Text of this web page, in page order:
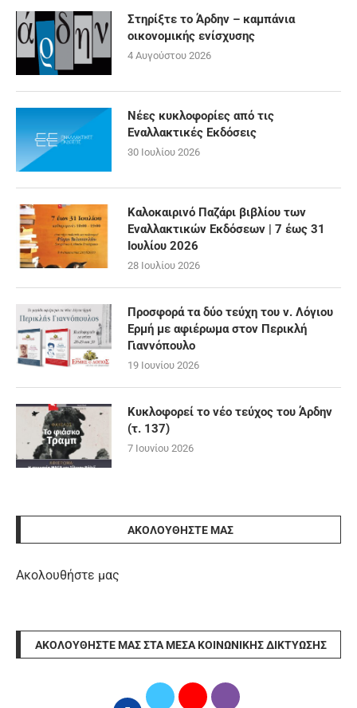
Στηρίξτε το Άρδην – καμπάνια
οικονομικής ενίσχυσης
4 Αυγούστου 2026
Νέες κυκλοφορίες από τις
Εναλλακτικές Εκδόσεις
30 Ιουλίου 2026
Καλοκαιρινό Παζάρι βιβλίου των
Εναλλακτικών Εκδόσεων | 7 έως 31
Ιουλίου 2026
28 Ιουλίου 2026
Προσφορά τα δύο τεύχη του ν. Λόγιου
Ερμή με αφιέρωμα στον Περικλή
Γιαννόπουλο
19 Ιουνίου 2026
Κυκλοφορεί το νέο τεύχος του Άρδην
(τ. 137)
7 Ιουνίου 2026
ΑΚΟΛΟΥΘΉΣΤΕ ΜΑΣ
Ακολουθήστε μας
ΑΚΟΛΟΥΘΉΣΤΕ ΜΑΣ ΣΤΑ ΜΈΣΑ ΚΟΙΝΩΝΙΚΉΣ ΔΙΚΤΎΩΣΗΣ